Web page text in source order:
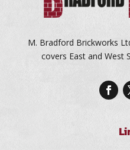
M. Bradford Brickworks
covers East and West